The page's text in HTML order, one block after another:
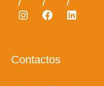
Instagram
Facebook
LinkedIn
Contactos